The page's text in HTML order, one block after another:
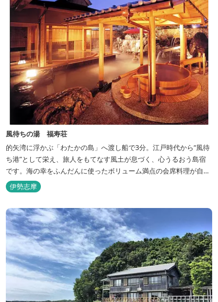
風待ちの湯 福寿荘
的矢湾に浮かぶ「わたかの島」へ渡し船で3分。江戸時代から“風待
ち港”として栄え、旅人をもてなす風土が息づく、心うるおう島宿
です。海の幸をふんだんに使ったボリューム満点の会席料理が自
慢。肌にやさしい天然の療養泉が満喫できるお風呂は、伊勢志摩最
大級の庭園露天風呂です。
伊勢志摩